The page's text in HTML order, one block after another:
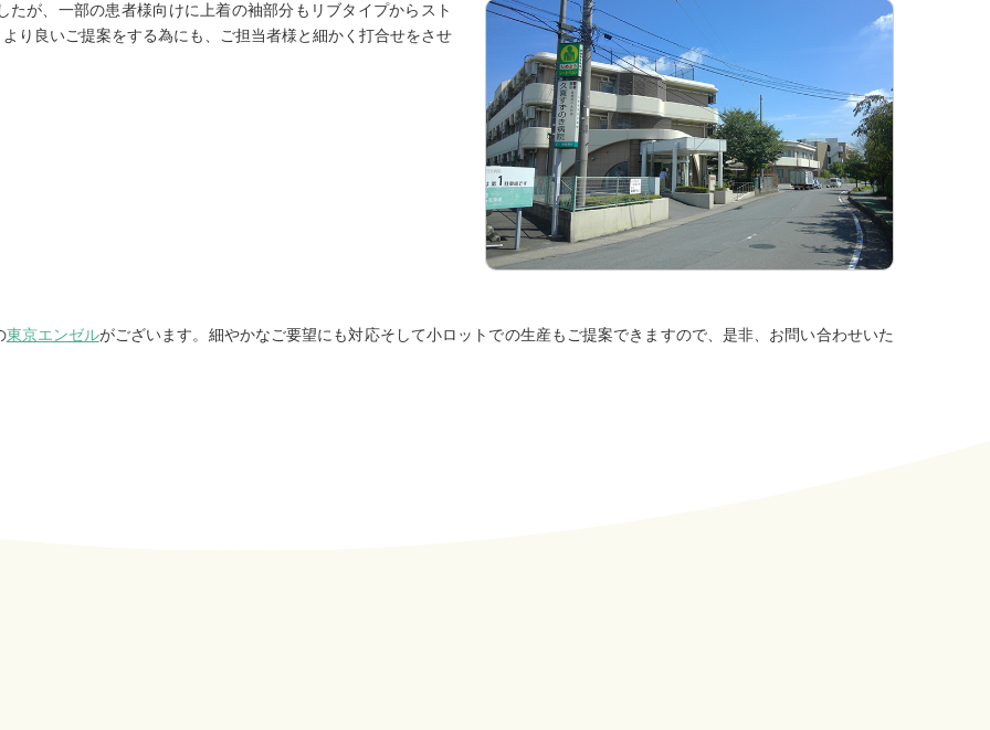
が、一部の患者様向けに上着の袖部分もリブタイプからスト
り良いご提案をする為にも、ご担当者様と細かく打合せをさせ
東京エンゼルがございます。細やかなご要望にも対応そして小ロットでの生産もご提案できますので、是非、お問い合わせいた